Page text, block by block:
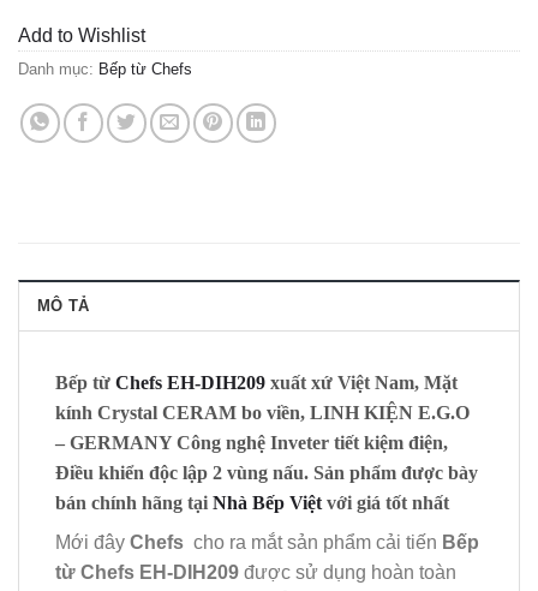
Add to Wishlist
Danh mục: Bếp từ Chefs
MÔ TẢ
Bếp từ Chefs EH-DIH209 xuất xứ Việt Nam, Mặt
kính Crystal CERAM bo viền, LINH KIỆN E.G.O
– GERMANY Công nghệ Inveter tiết kiệm điện,
Điều khiển độc lập 2 vùng nấu. Sản phẩm được bày
bán chính hãng tại Nhà Bếp Việt với giá tốt nhất
Mới đây Chefs cho ra mắt sản phẩm cải tiến Bếp
từ Chefs EH-DIH209 được sử dụng hoàn toàn